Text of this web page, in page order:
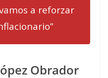
a reforzar
Obrador